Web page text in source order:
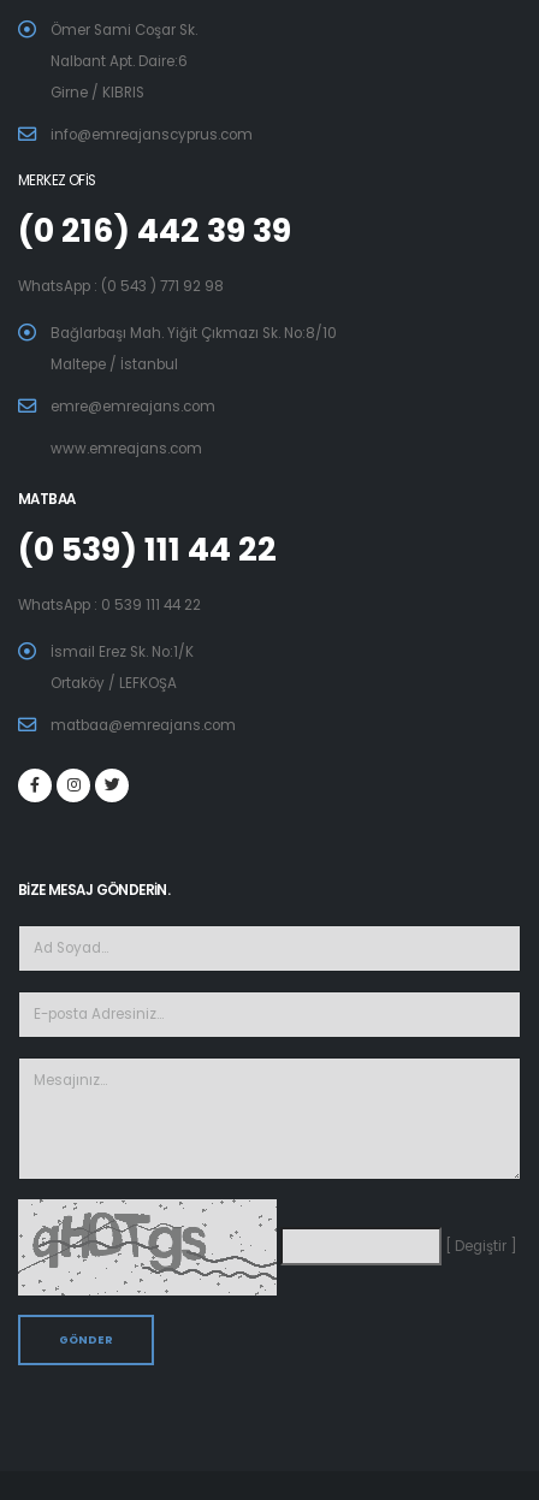
Ömer Sami Coşar Sk.
Nalbant Apt. Daire:6
Girne / KIBRIS
info@emreajanscyprus.com
MERKEZ OFİS
(0 216) 442 39 39
WhatsApp : (0 543 ) 771 92 98
Bağlarbaşı Mah. Yiğit Çıkmazı Sk. No:8/10
Maltepe / İstanbul
emre@emreajans.com
www.emreajans.com
MATBAA
(0 539) 111 44 22
WhatsApp : 0 539 111 44 22
İsmail Erez Sk. No:1/K
Ortaköy / LEFKOŞA
matbaa@emreajans.com
BİZE MESAJ GÖNDERİN.
[ Degiştir ]